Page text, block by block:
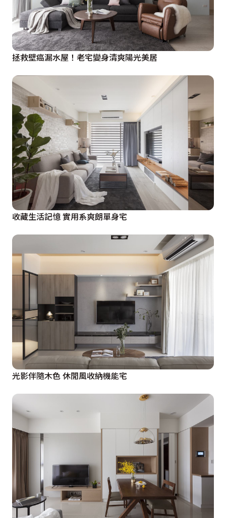
拯救壁癌漏水屋！老宅變身清爽陽光美居
收藏生活記憶 實用系爽朗單身宅
光影伴隨木色 休閒風收納機能宅